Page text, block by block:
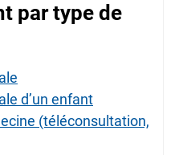
par type de
d’un enfant
(téléconsultation,